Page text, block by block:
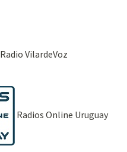
Radio VilardeVoz
Radios Online Uruguay